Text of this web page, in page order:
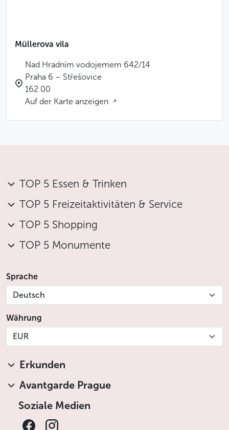
zeitgenössischen Fotografien durchführte. Heute
Öffentlichkeit zugänglich.
Müllerova vila
Nad Hradním vodojemem 642/14
Praha 6 – Střešovice
162 00
Auf der Karte anzeigen
TOP 5 Essen & Trinken
TOP 5 Freizeitaktivitäten & Service
TOP 5 Shopping
TOP 5 Monumente
Sprache
Deutsch
Währung
EUR
Erkunden
Avantgarde Prague
Soziale Medien